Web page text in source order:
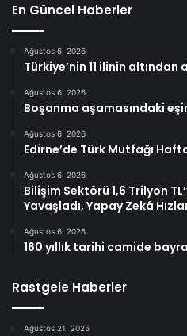
En Güncel Haberler
Ağustos 6, 2026
Türkiye’nin 11 ilinin altından
Ağustos 6, 2026
Boşanma aşamasındaki
Ağustos 6, 2026
Edirne’de Türk Mutfağı
Ağustos 6, 2026
Bilişim Sektörü 1,6 Trilyon
Yavaşladı, Yapay Zekâ
Ağustos 6, 2026
160 yıllık tarihi camide
Rastgele Haberler
Ağustos 21, 2025